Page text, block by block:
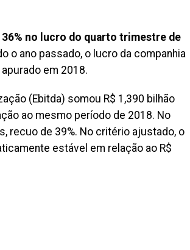
no lucro do quarto trimestre de
o ano passado, o lucro da companhia
em 2018.
(Ebitda) somou R$ 1,390 bilhão
ao mesmo período de 2018. No
recuo de 39%. No critério ajustado, o
estável em relação ao R$